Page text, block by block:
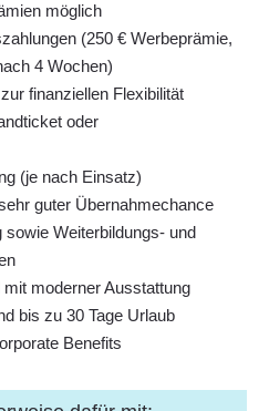
möglich
(250 € Werbeprämie,
4 Wochen)
finanziellen Flexibilität
oder
(je nach Einsatz)
guter Übernahmechance
sowie Weiterbildungs- und
moderner Ausstattung
bis zu 30 Tage Urlaub
Benefits